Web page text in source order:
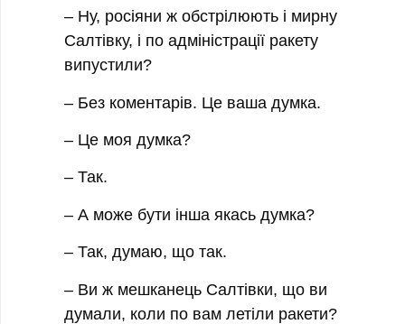
– Ну, росіяни ж обстрілюють і мирну
Салтівку, і по адміністрації ракету
випустили?
– Без коментарів. Це ваша думка.
– Це моя думка?
– Так.
– А може бути інша якась думка?
– Так, думаю, що так.
– Ви ж мешканець Салтівки, що ви
думали, коли по вам летіли ракети?